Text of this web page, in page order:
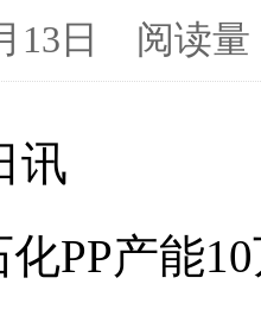
月13日 阅读
讯
产能10